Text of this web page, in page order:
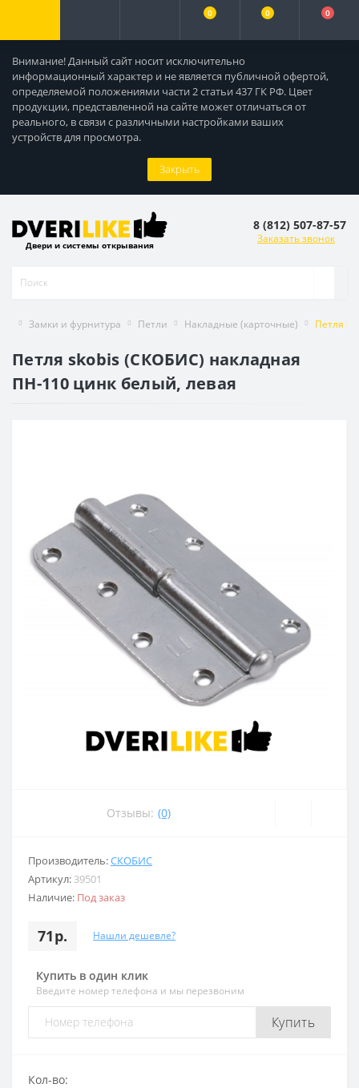
Внимание! Данный сайт носит исключительно
информационный характер и не является публичной офертой,
определяемой положениями части 2 статьи 437 ГК РФ. Цвет
продукции, представленной на сайте может отличаться от
реального, в связи с различными настройками ваших
устройств для просмотра.
Закрыть
0 0 0
Двери и системы открывания
8 (812) 507-87-57
Заказать звонок
Замки и фурнитура Петли Накладные (карточные) Петля
Петля skobis (СКОБИС) накладная
ПН-110 цинк белый, левая
Отзывы: (0)
Производитель:СКОБИС
Артикул: 39501
Наличие: Под заказ
71р. Нашли дешевле?
Купить в один клик
Введите номер телефона и мы перезвоним
Купить
Кол-во: